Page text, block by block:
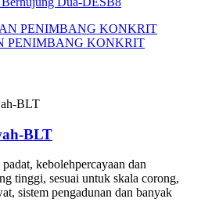
PENIMBANG KONKRIT
BLT
kebolehpercayaan dan
tinggi, sesuai untuk skala corong,
sistem pengadunan dan banyak